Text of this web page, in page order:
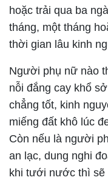
hoặc trải qua ba
tháng, một tháng
thời gian lâu kinh
Người phụ nữ nào
nỗi đắng cay khổ
chẳng tốt, kinh
miếng đất khô lúc
Còn nếu là người
an lạc, dung nghi
khi tưới nước thì sẽ